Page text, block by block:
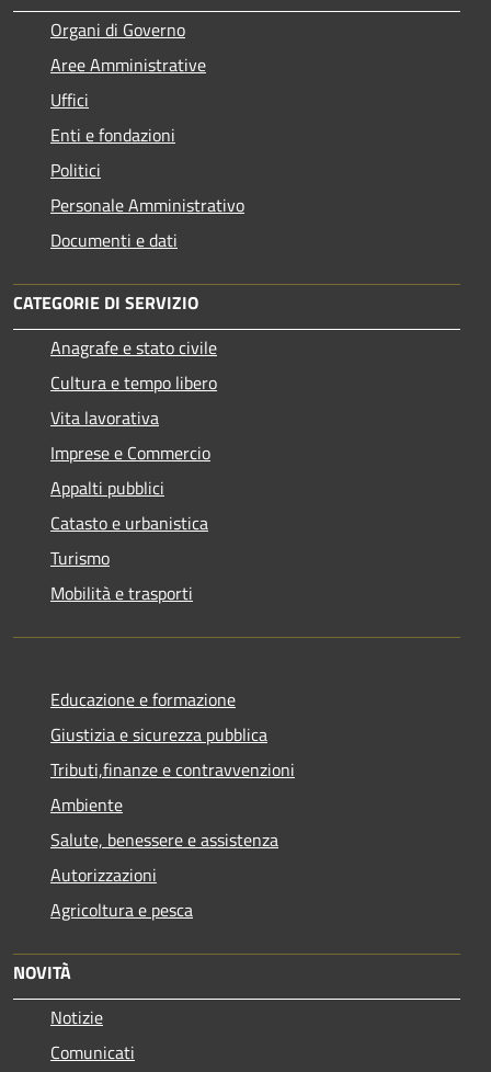
Organi di Governo
Aree Amministrative
Uffici
Enti e fondazioni
Politici
Personale Amministrativo
Documenti e dati
CATEGORIE DI SERVIZIO
Anagrafe e stato civile
Cultura e tempo libero
Vita lavorativa
Imprese e Commercio
Appalti pubblici
Catasto e urbanistica
Turismo
Mobilità e trasporti
Educazione e formazione
Giustizia e sicurezza pubblica
Tributi,finanze e contravvenzioni
Ambiente
Salute, benessere e assistenza
Autorizzazioni
Agricoltura e pesca
NOVITÀ
Notizie
Comunicati